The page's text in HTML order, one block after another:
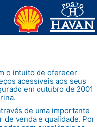
o intuito de oferecer
acessíveis aos seus
em outubro de 2001
de uma importante
venda e qualidade. Por